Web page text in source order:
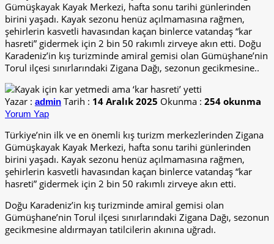
Gümüşkayak Kayak Merkezi, hafta sonu tarihi günlerinden
birini yaşadı. Kayak sezonu henüz açılmamasına rağmen,
şehirlerin kasvetli havasından kaçan binlerce vatandaş “kar
hasreti” gidermek için 2 bin 50 rakımlı zirveye akın etti. Doğu
Karadeniz’in kış turizminde amiral gemisi olan Gümüşhane’nin
Torul ilçesi sınırlarındaki Zigana Dağı, sezonun gecikmesine..
Yazar : admin Tarih : 14 Aralık 2025 Okunma : 254 okunma
Yorum Yap
Türkiye’nin ilk ve en önemli kış turizm merkezlerinden Zigana
Gümüşkayak Kayak Merkezi, hafta sonu tarihi günlerinden
birini yaşadı. Kayak sezonu henüz açılmamasına rağmen,
şehirlerin kasvetli havasından kaçan binlerce vatandaş “kar
hasreti” gidermek için 2 bin 50 rakımlı zirveye akın etti.
Doğu Karadeniz’in kış turizminde amiral gemisi olan
Gümüşhane’nin Torul ilçesi sınırlarındaki Zigana Dağı, sezonun
gecikmesine aldırmayan tatilcilerin akınına uğradı.